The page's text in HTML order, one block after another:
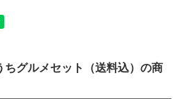
ちグルメセット（送料込）の商